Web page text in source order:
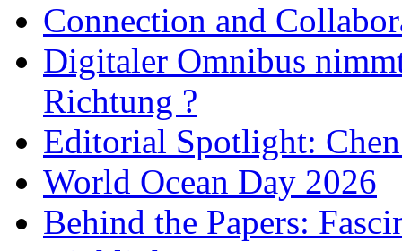
Connection and
Digitaler Omnibus
Richtung ?
Editorial Spotlight:
World Ocean Day 2026
Behind the Papers: